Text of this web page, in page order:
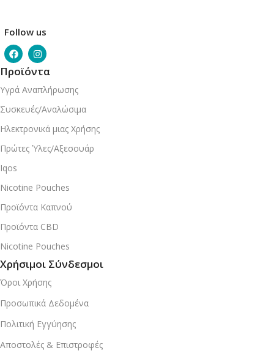
Follow us
Προϊόντα
Υγρά Αναπλήρωσης
Συσκευές/Αναλώσιμα
Ηλεκτρονικά μιας Χρήσης
Πρώτες Ύλες/Αξεσουάρ
Iqos
Nicotine Pouches
Προϊόντα Καπνού
Προϊόντα CBD
Nicotine Pouches
Χρήσιμοι Σύνδεσμοι
Όροι Χρήσης
Προσωπικά Δεδομένα
Πολιτική Εγγύησης
Αποστολές & Επιστροφές